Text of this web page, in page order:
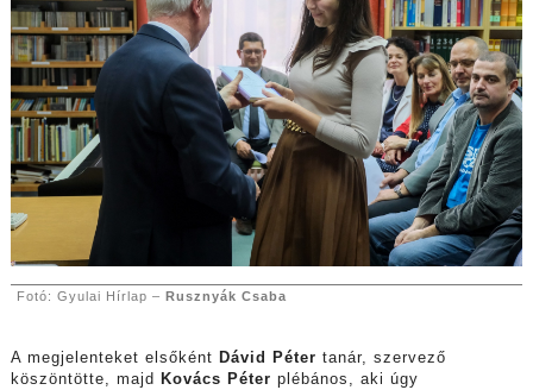
Fotó: Gyulai Hírlap – Rusznyák Csaba
A megjelenteket elsőként Dávid Péter tanár, szervező
köszöntötte, majd
Kovács Péter plébános, aki úgy